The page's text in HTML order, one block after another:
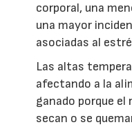
corporal, una
una mayor
asociadas al
Las altas
afectando a la
ganado porque el
secan o se